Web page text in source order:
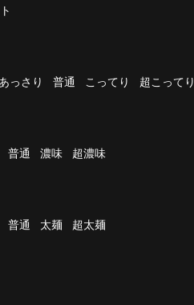
っさり 普通 こってり 超こってり
普通 濃味 超濃味
普通 太麺 超太麺